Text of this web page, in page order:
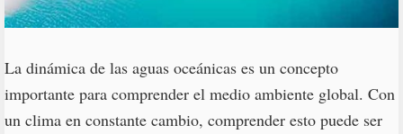
La dinámica de las aguas oceánicas es un concepto
importante para comprender el medio ambiente global. Con
un clima en constante cambio, comprender esto puede ser